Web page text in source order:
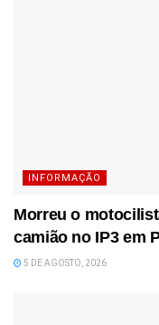
INFORMAÇÃO
Morreu o
camião no IP3 em
5 DE AGOSTO, 2026